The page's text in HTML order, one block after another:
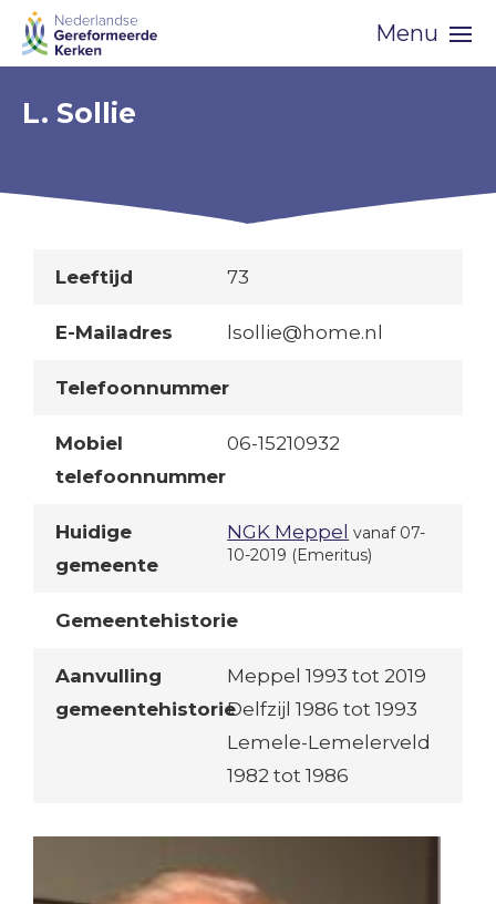
Skip
navigation
Menu
L. Sollie
Leeftijd 73
E-Mailadres lsollie@home.nl
Telefoonnummer
Mobiel
telefoonnummer
06-15210932
Huidige
gemeente
NGK Meppel vanaf 07-
10-2019 (Emeritus)
Gemeentehistorie
Aanvulling
gemeentehistorie
Meppel 1993 tot 2019
Delfzijl 1986 tot 1993
Lemele-Lemelerveld
1982 tot 1986